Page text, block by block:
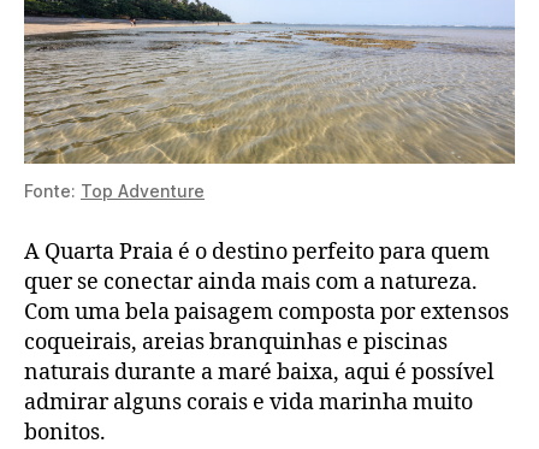
Fonte: Top Adventure
A Quarta Praia é o destino perfeito para quem
quer se conectar ainda mais com a natureza.
Com uma bela paisagem composta por extensos
coqueirais, areias branquinhas e piscinas
naturais durante a maré baixa, aqui é possível
admirar alguns corais e vida marinha muito
bonitos.